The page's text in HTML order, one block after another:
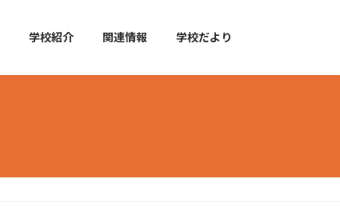
学校紹介 関連情報 学校だより